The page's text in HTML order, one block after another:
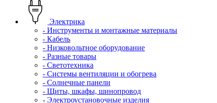
Электрика
- Инструменты и монтажные материалы
- Кабель
- Низковольтное оборудование
- Разные товары
- Светотехника
- Системы вентиляции и обогрева
- Солнечные панели
- Щиты, шкафы, шинопровод
- Электроустановочные изделия